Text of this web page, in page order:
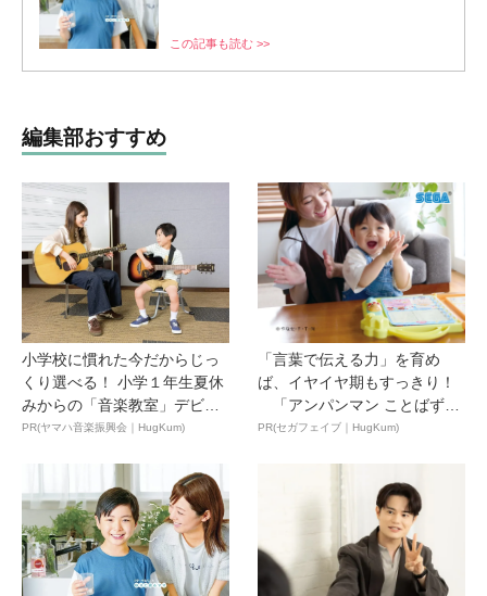
この記事も読む >>
編集部おすすめ
小学校に慣れた今だからじっ
くり選べる！ 小学１年生夏休
みからの「音楽教室」デビ
ュ...
PR(ヤマハ音楽振興会｜HugKum)
「言葉で伝える力」を育め
ば、イヤイヤ期もすっきり！
「アンパンマン ことばずか
ん...
PR(セガフェイブ｜HugKum)